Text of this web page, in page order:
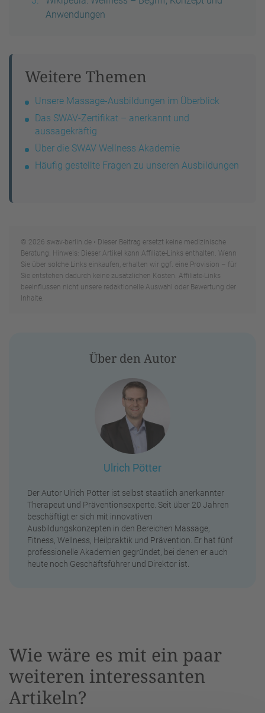
Anwendungen
Weitere Themen
Unsere Massage-Ausbildungen im Überblick
Das SWAV-Zertifikat – anerkannt und
aussagekräftig
Über die SWAV Wellness Akademie
Häufig gestellte Fragen zu unseren Ausbildungen
© 2026 swav-berlin.de • Dieser Beitrag ersetzt keine medizinische
Beratung. Hinweis: Dieser Artikel kann Affiliate-Links enthalten. Wenn
Sie über solche Links einkaufen, erhalten wir ggf. eine Provision – für
Sie entstehen dadurch keine zusätzlichen Kosten. Affiliate-Links
beeinflussen nicht unsere redaktionelle Auswahl oder Bewertung der
Inhalte.
Über den Autor
Ulrich Pötter
Der Autor Ulrich Pötter ist selbst staatlich anerkannter
Therapeut und Präventionsexperte. Seit über 20 Jahren
beschäftigt er sich mit innovativen
Ausbildungskonzepten in den Bereichen Massage,
Fitness, Wellness, Heilpraktik und Prävention. Er hat fünf
professionelle Akademien gegründet, bei denen er auch
heute noch Geschäftsführer und Direktor ist.
Wie wäre es mit ein paar
weiteren interessanten
Artikeln?